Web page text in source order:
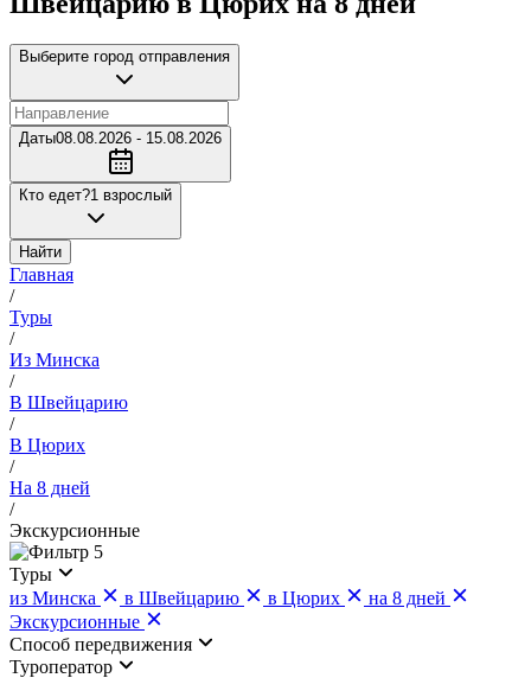
Выберите город отправления
Даты08.08.2026 - 15.08.2026
Кто едет?1 взрослый
Найти
Главная
/
Туры
/
Из Минска
/
В Швейцарию
/
В Цюрих
/
На 8 дней
/
Экскурсионные
5
Туры
из Минска
в Швейцарию в Цюрих
на 8 дней
Экскурсионные
Cпособ передвижения
Туроператор